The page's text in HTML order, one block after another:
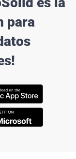
para